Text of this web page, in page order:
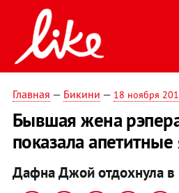
Главная — Бикини — 18 ноября
Бывшая жена
показала
Дафна Джой отдохнула в